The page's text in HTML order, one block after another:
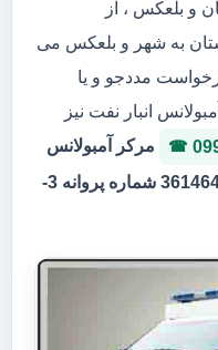
و بلعکس ، از
به شهر و بلعکس می
مددجو و یا
انبار نفت نیز
مرکر آمبولانس
خصوصی همیاران سلامت ایثار 36146400 شماره پروانه 3-